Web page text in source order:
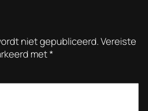
niet gepubliceerd.Vereiste
met*